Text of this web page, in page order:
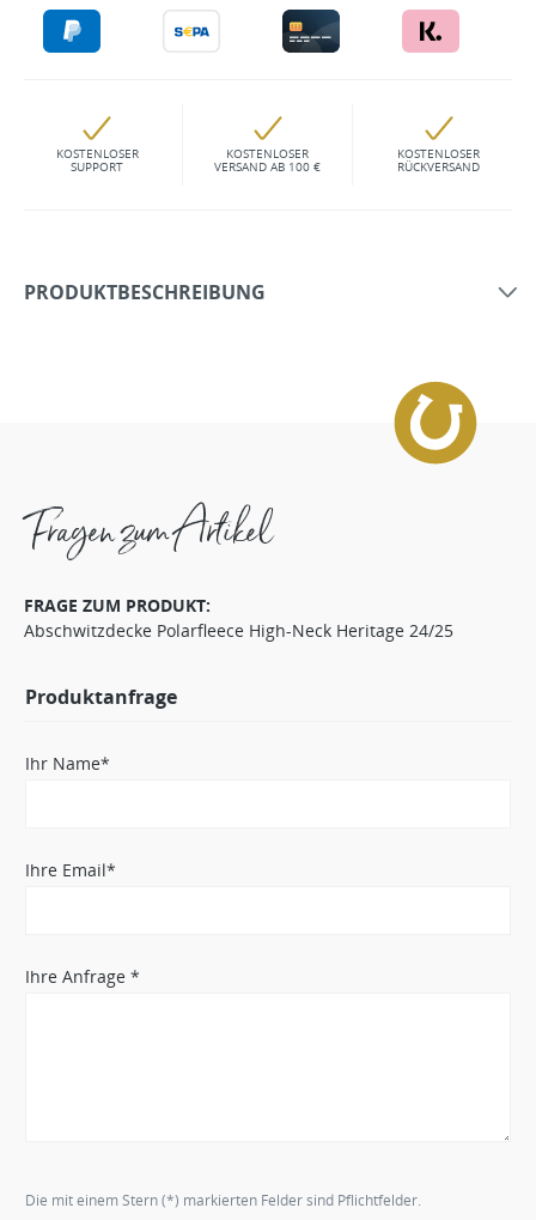
KOSTENLOSER
SUPPORT
KOSTENLOSER
VERSAND AB 100 €
KOSTENLOSER
RÜCKVERSAND
PRODUKTBESCHREIBUNG
Fragen zum Artikel
FRAGE ZUM PRODUKT:
Abschwitzdecke Polarfleece High-Neck Heritage 24/25
Produktanfrage
Ihr Name*
Ihre Email*
Ihre Anfrage *
Die mit einem Stern (*) markierten Felder sind Pflichtfelder.